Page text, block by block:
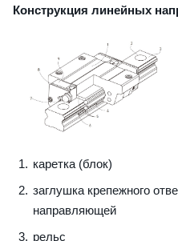
Конструкция линейных
каретка (блок)
заглушка крепежного
направляющей
рельс